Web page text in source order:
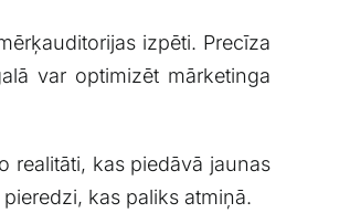
izpēti. ‌Precīza
var optimizēt ⁣mārketinga
realitāti, ‍kas piedāvā jaunas
kas paliks atmiņā.